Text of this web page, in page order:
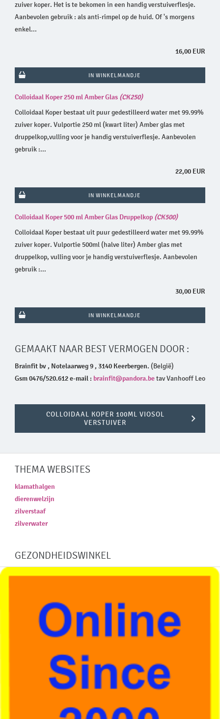
zuiver koper. Het is te bekomen in een handig verstuiverflesje.
Aanbevolen gebruik : als anti-rimpel op de huid. Of 's morgens
enkel...
16,00 EUR
IN WINKELMANDJE
Colloidaal Koper 250 ml Amber Glas (CK250)
Colloidaal Koper bestaat uit puur gedestilleerd water met 99.99%
zuiver koper. Vulportie 250 ml (kwart liter) Amber glas met
druppelkop,vulling voor je handig verstuiverflesje. Aanbevolen
gebruik :...
22,00 EUR
IN WINKELMANDJE
Colloidaal Koper 500 ml Amber Glas Druppelkop (CK500)
Colloidaal Koper bestaat uit puur gedestilleerd water met 99.99%
zuiver koper. Vulportie 500ml (halve liter) Amber glas met
druppelkop, vulling voor je handig verstuiverflesje. Aanbevolen
gebruik :...
30,00 EUR
IN WINKELMANDJE
GEMAAKT NAAR BEST VERMOGEN DOOR :
Brainfit bv , Notelaarweg 9 , 3140 Keerbergen. (België)
Gsm 0476/520.612 e-mail : brainfit@pandora.betav Vanhooff Leo
COLLOIDAAL KOPER 100ML VIOSOL
VERSTUIVER
THEMA WEBSITES
klamathalgen
dierenwelzijn
zilverstaaf
zilverwater
GEZONDHEIDSWINKEL